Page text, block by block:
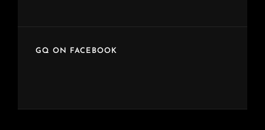
GQ ON FACEBOOK